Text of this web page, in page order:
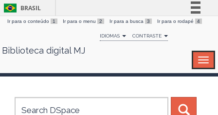
Skip
BRASIL
Simplifique!
Comunica BR
Canais
Ir para o conteúdo 1 Ir para o menu 2 Ir para a busca 3 Ir para o rodapé 4
IDIOMAS CONTRASTE
Biblioteca digital MJ